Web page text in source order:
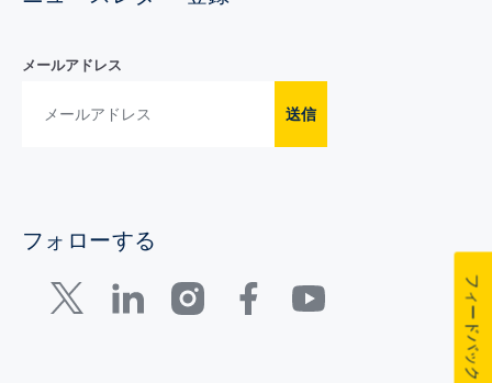
メールアドレス
送信
フォローする
フィードバック